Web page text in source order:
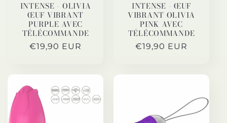
INTENSE - OLIVIA
ŒUF VIBRANT
PURPLE AVEC
TÉLÉCOMMANDE
Prix
€19,90 EUR
INTENSE - ŒUF
VIBRANT OLIVIA
PINK AVEC
TÉLÉCOMMANDE
Prix
€19,90 EUR